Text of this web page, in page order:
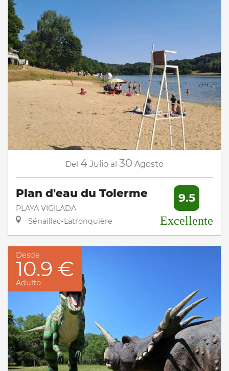
Del 4 Julio al 30 Agosto
Plan d'eau du Tolerme
PLAYA VIGILADA
Sénaillac-Latronquière
9.5
Excellente
Desde
10.9 €
Adulto